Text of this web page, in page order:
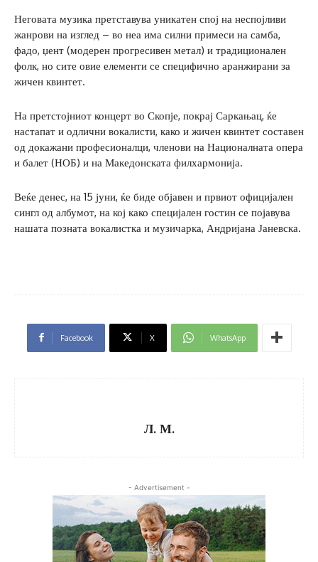
Неговата музика претставува уникатен спој на неспојливи
жанрови на изглед – во неа има силни примеси на самба,
фадо, џент (модерен прогресивен метал) и традиционален
фолк, но сите овие елементи се специфично аранжирани за
жичен квинтет.
На претстојниот концерт во Скопје, покрај Саркањац, ќе
настапат и одлични вокалисти, како и жичен квинтет составен
од докажани професионалци, членови на Националната опера
и балет (НОБ) и на Македонската филхармонија.
Веќе денес, на 15 јуни, ќе биде објавен и првиот официјален
сингл од албумот, на кој како специјален гостин се појавува
нашата позната вокалистка и музичарка, Андријана Јаневска.
Facebook X WhatsApp
Л. М.
- Advertisement -